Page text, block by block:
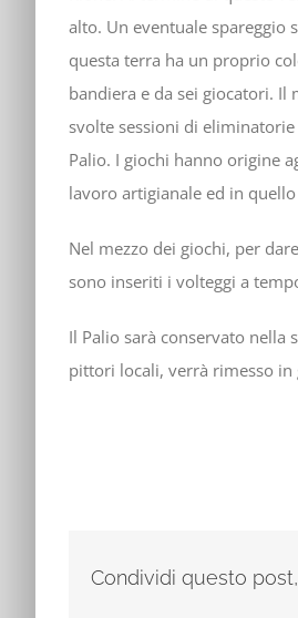
alto. Un eventuale spareggio
questa terra ha un proprio
bandiera e da sei giocatori.
svolte sessioni di
Palio. I giochi hanno origine
lavoro artigianale ed in
Nel mezzo dei giochi, per
sono inseriti i volteggi a
Il Palio sarà conservato nella
pittori locali, verrà rimesso in
Condividi questo